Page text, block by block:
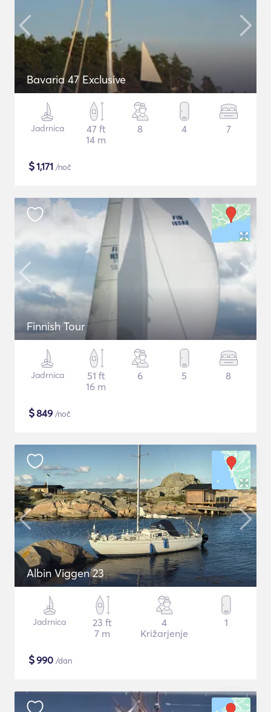
Bavaria 47 Exclusive
Jadrnica
47 ft
14 m
8 4 7
$1,171 /noč
Finnish Tour
Jadrnica
51 ft
16 m
6 5 8
$849 /noč
Albin Viggen 23
Jadrnica
23 ft
7 m
4
Križarjenje
1
$990 /dan